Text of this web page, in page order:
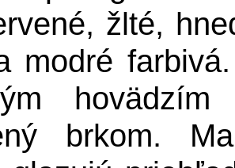
žlté,
modré
brkom.